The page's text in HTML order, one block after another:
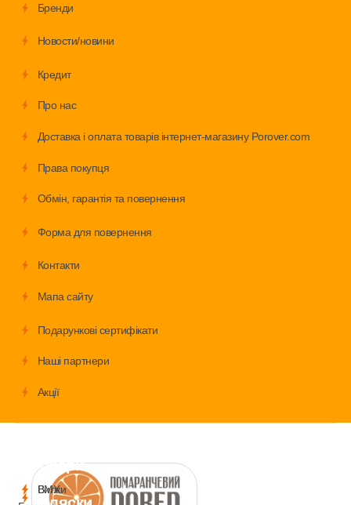
Бренди
Новости/новини
Кредит
Про нас
Доставка і оплата товарів інтернет-магазину Porover.com
Права покупця
Обмiн, гарантія та повернення
Форма для повернення
Контакти
Мапа сайту
Подарункові сертифікати
Наші партнери
Акції
BMX
Вилки
товари
і